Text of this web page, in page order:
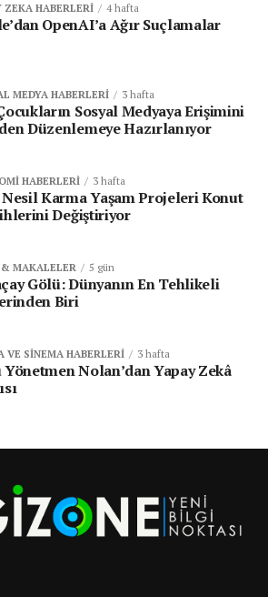
ZEKA HABERLERI 4 hafta
OpenAI’a Ağır Suçlamalar
MEDYA HABERLERI 3 hafta
Sosyal Medyaya Erişimini
Düzenlemeye Hazırlanıyor
HABERLERI 3 hafta
Karma Yaşam Projeleri Konut
Değiştiriyor
MAKALELER 5 gün
Gölü: Dünyanın En Tehlikeli
Biri
VE SINEMA HABERLERI 3 hafta
Nolan’dan Yapay Zekâ